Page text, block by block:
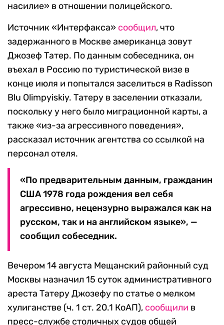
насилие» в отношении полицейского.
Источник «Интерфакса» сообщил, что
задержанного в Москве американца зовут
Джозеф Татер. По данным собеседника, он
въехал в Россию по туристической визе в
конце июля и попытался заселиться в Radisson
Blu Olimpyiskiy. Татеру в заселении отказали,
поскольку у него было миграционной карты, а
также «из-за агрессивного поведения»,
рассказал источник агентства со ссылкой на
персонал отеля.
«По предварительным данным, гражданин
США 1978 года рождения вел себя
агрессивно, нецензурно выражался как на
русском, так и на английском языке», —
сообщил собеседник.
Вечером 14 августа Мещанский районный суд
Москвы назначил 15 суток административного
ареста Татеру Джозефу по статье о мелком
хулиганстве (ч. 1 ст. 20.1 КоАП), сообщили в
пресс-службе столичных судов общей